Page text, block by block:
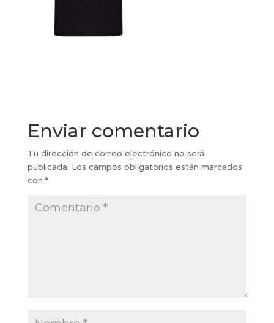
Enviar comentario
Tu dirección de correo electrónico no será
publicada. Los campos obligatorios están marcados
con *